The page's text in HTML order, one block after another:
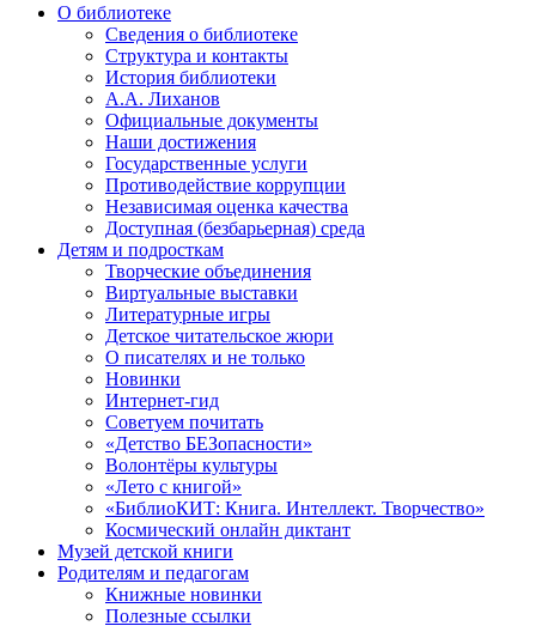
О библиотеке
Сведения о библиотеке
Структура и контакты
История библиотеки
А.А. Лиханов
Официальные документы
Наши достижения
Государственные услуги
Противодействие коррупции
Независимая оценка качества
Доступная (безбарьерная) среда
Детям и подросткам
Творческие объединения
Виртуальные выставки
Литературные игры
Детское читательское жюри
О писателях и не только
Новинки
Интернет-гид
Советуем почитать
«Детство БЕЗопасности»
Волонтёры культуры
«Лето с книгой»
«БиблиоКИТ: Книга. Интеллект. Творчество»
Космический онлайн диктант
Музей детской книги
Родителям и педагогам
Книжные новинки
Полезные ссылки